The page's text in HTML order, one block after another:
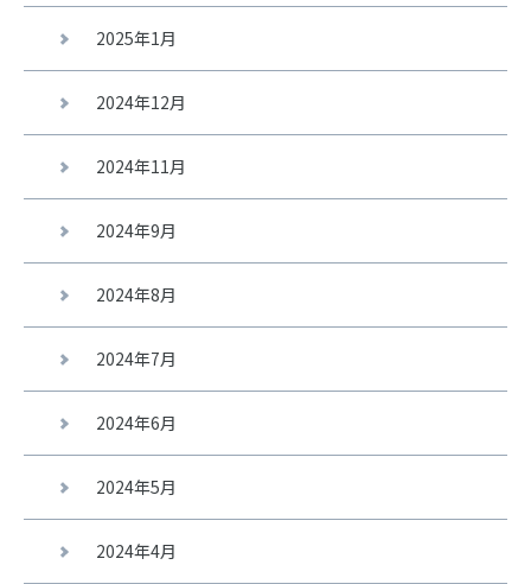
2025年1月
2024年12月
2024年11月
2024年9月
2024年8月
2024年7月
2024年6月
2024年5月
2024年4月